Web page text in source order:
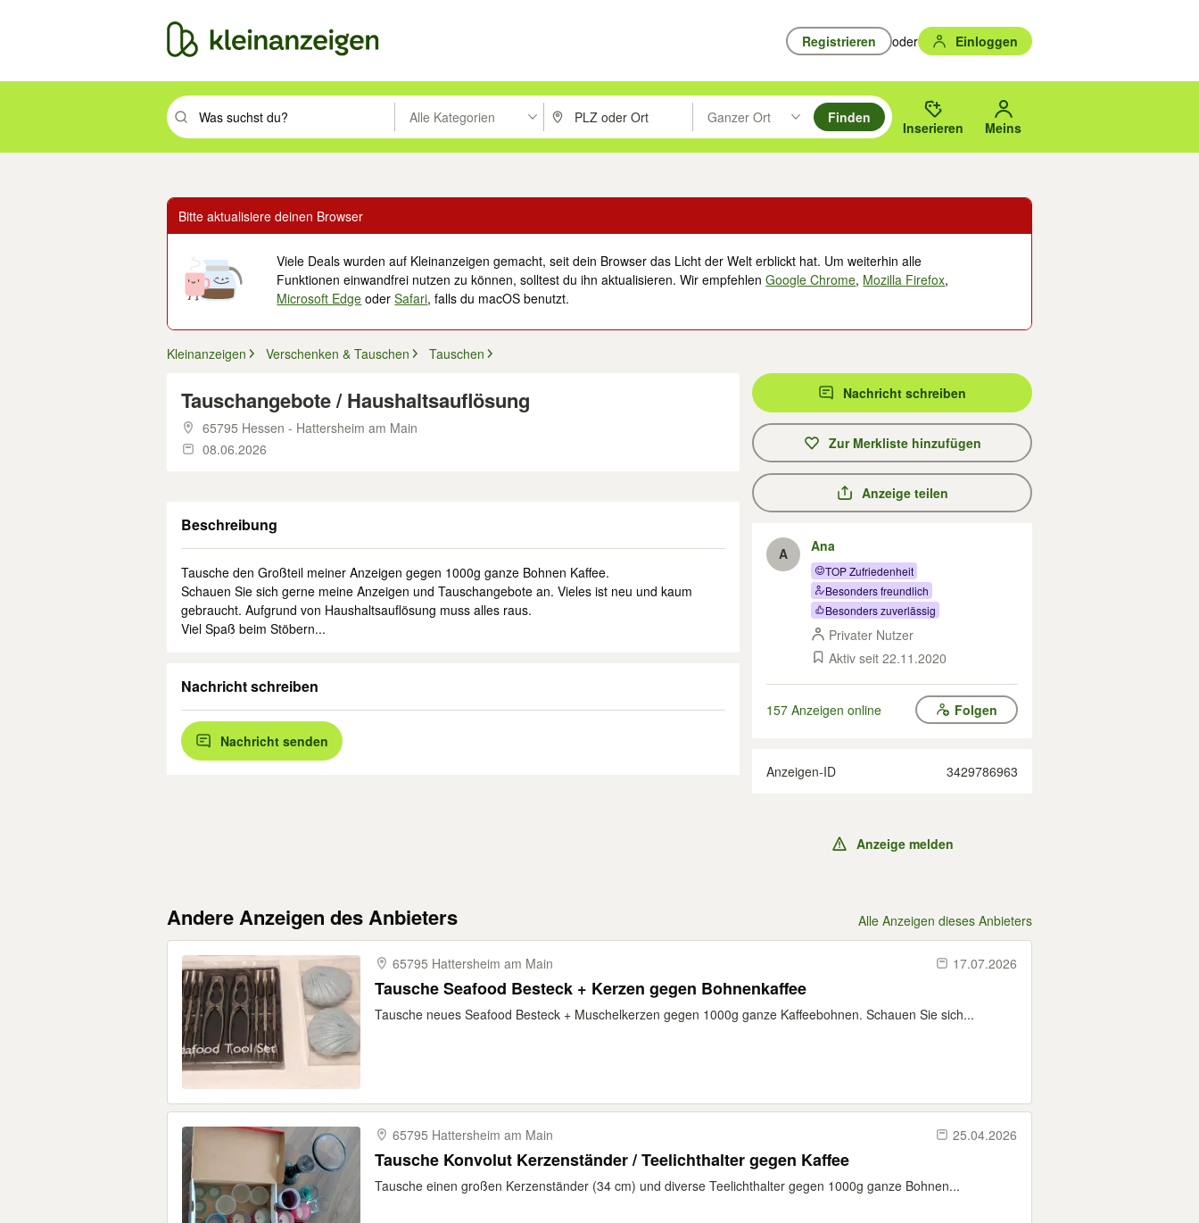
Registrieren oder Einloggen
Suchbegriff eingeben. Eingabetaste drücken um zu suchen, oder Vorschläge mit den Pfeiltasten nach oben/unten durchsuchen und mit Eingabetaste auswählen.
Alle Kategorien PLZ oder Ort eingeben. Eingabetaste drücken um zu suchen, oder Vorschläge mit den Pfeiltasten nach oben/
Ganzer Ort
Suche im Umkreis des gewählten Orts oder PLZ.
Finden
Inserieren Meins
Bitte aktualisiere deinen Browser
Viele Deals wurden auf Kleinanzeigen gemacht, seit dein Browser das Licht der Welt erblickt hat. Um weiterhin alle
Funktionen einwandfrei nutzen zu können, solltest du ihn aktualisieren. Wir empfehlenGoogle Chrome, Mozilla Firefox,
Microsoft Edge oderSafari, falls du macOS benutzt.
Kleinanzeigen Verschenken & Tauschen Tauschen
Tauschangebote / Haushaltsauflösung
65795 Hessen - Hattersheim am Main
08.06.2026
Beschreibung
Tausche den Großteil meiner Anzeigen gegen 1000g ganze Bohnen Kaffee.
Schauen Sie sich gerne meine Anzeigen und Tauschangebote an. Vieles ist neu und kaum
gebraucht. Aufgrund von Haushaltsauflösung muss alles raus.
Viel Spaß beim Stöbern...
Nachricht schreiben
Nachricht senden
Nachricht schreiben
Zur Merkliste hinzufügen
Anzeige teilen
A Ana
TOP Zufriedenheit
Besonders freundlich
Besonders zuverlässig
Privater Nutzer
Aktiv seit 22.11.2020
157 Anzeigen online Folgen
Anzeigen-ID 3429786963
Anzeige melden
Andere Anzeigen des Anbieters Alle Anzeigen dieses Anbieters
65795 Hattersheim am Main 17.07.2026
Tausche Seafood Besteck + Kerzen gegen Bohnenkaffee
Tausche neues Seafood Besteck + Muschelkerzen gegen 1000g ganze Kaffeebohnen. Schauen Sie sich...
65795 Hattersheim am Main 25.04.2026
Tausche Konvolut Kerzenständer / Teelichthalter gegen Kaffee
Tausche einen großen Kerzenständer (34 cm) und diverse Teelichthalter gegen 1000g ganze Bohnen...